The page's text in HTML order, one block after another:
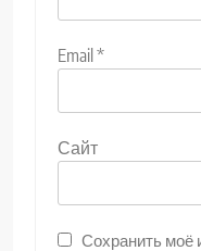
Email*
Сайт
Сохранить моё